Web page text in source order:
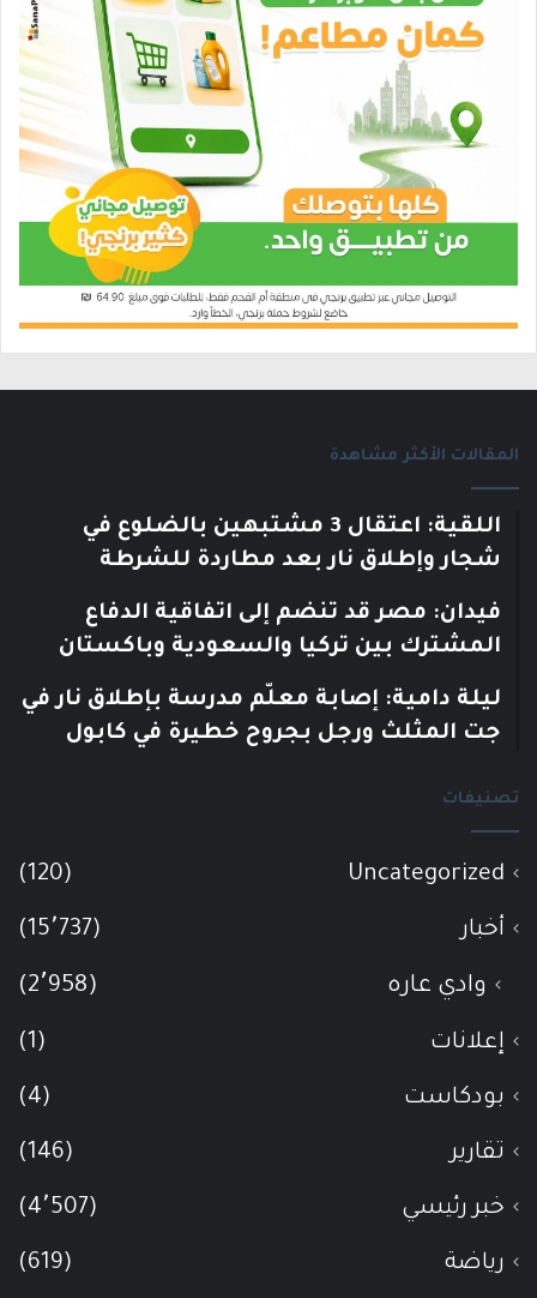
المقالات الأكثر مشاهدة
اللقية: اعتقال 3 مشتبهين بالضلوع في
شجار وإطلاق نار بعد مطاردة للشرطة
فيدان: مصر قد تنضم إلى اتفاقية الدفاع
المشترك بين تركيا والسعودية وباكستان
ليلة دامية: إصابة معلّم مدرسة بإطلاق نار في
جت المثلث ورجل بجروح خطيرة في كابول
تصنيفات
Uncategorized
(120)
أخبار (15٬737)
وادي عاره (2٬958)
إعلانات (1)
بودكاست (4)
تقارير (146)
خبر رئيسي (4٬507)
رياضة (619)